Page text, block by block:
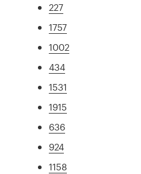
227
1757
1002
434
1531
1915
636
924
1158